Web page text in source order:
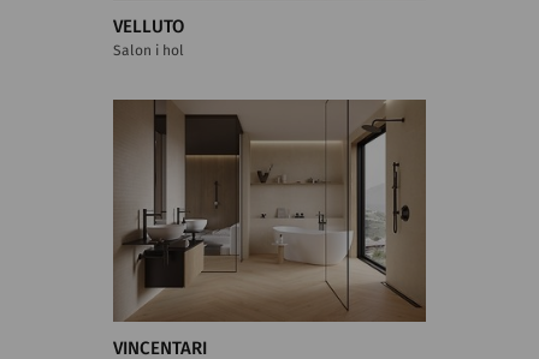
VELLUTO
Salon i hol
VINCENTARI